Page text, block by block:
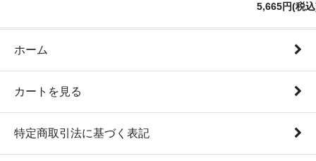
5,665円(税
ホーム
カートを見る
特定商取引法に基づく表記